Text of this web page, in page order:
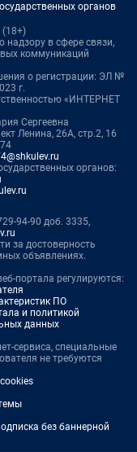
органов
(18+)
надзору в сфере связи,
коммуникаций
о регистрации: ЭЛ №
г.
«ИНТЕРНЕТ
Сергеевна
Ленина, 26А, стр.2, 16
органов:
94-90 доб. 3335,
за достоверность
объявлениях.
портала регулируются:
ПО
и политикой
данных
сервиса, специальные
не требуются
без баннерной